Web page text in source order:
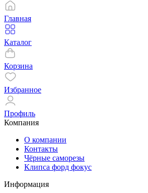
Главная
Каталог
Корзина
Избранное
Профиль
Компания
О компании
Контакты
Чёрные саморезы
Клипса форд фокус
Информация